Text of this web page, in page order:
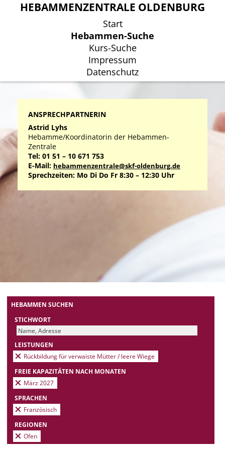
HEBAMMENZENTRALE OLDENBURG
Start
Hebammen-Suche
Kurs-Suche
Impressum
Datenschutz
HEBAMMENZENTRALE OLDENBURG
Start
Hebammen-Suche
Kurs-Suche
Impressum
Datenschutz
ANSPRECHPARTNERIN
Astrid Lyhs
Hebamme/Koordinatorin der Hebammen-
Zentrale
Tel: 01 51 – 10 671 753
E-Mail: hebammenzentrale@skf-oldenburg.de
Sprechzeiten: Mo Di Do Fr 8:30 – 12:30 Uhr
HEBAMMEN SUCHEN
STICHWORT
LEISTUNGEN
Rückbildung für verwaiste Mütter / leere Wiege
FREIE KAPAZITÄTEN NACH MONATEN
März 2027
SPRACHEN
Französisch
REGIONEN
Ofen